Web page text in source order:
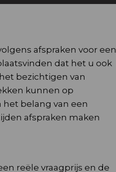
afspraken voor een
dat het u ook
bezichtigen van
kunnen op
het belang van een
afspraken maken
reële vraagprijs en de